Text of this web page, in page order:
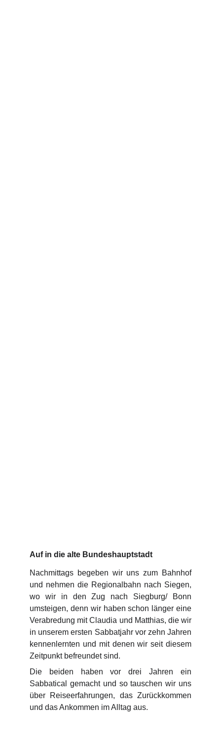
Auf in die alte Bundeshauptstadt
Nachmittags begeben wir uns zum Bahnhof
und nehmen die Regionalbahn nach Siegen,
wo wir in den Zug nach Siegburg/ Bonn
umsteigen, denn wir haben schon länger eine
Verabredung mit Claudia und Matthias, die wir
in unserem ersten Sabbatjahr vor zehn Jahren
kennenlernten und mit denen wir seit diesem
Zeitpunkt befreundet sind.
Die beiden haben vor drei Jahren ein
Sabbatical gemacht und so tauschen wir uns
über Reiseerfahrungen, das Zurückkommen
und das Ankommen im Alltag aus.